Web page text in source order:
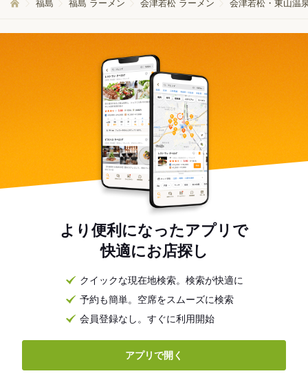
福島 福島 ラーメン 会津若松 ラーメン 会津若松・東山温
より便利になったアプリで
快適にお店探し
クイックな現在地検索。検索が快適に
予約も簡単。空席をスムーズに検索
会員登録なし。すぐに利用開始
アプリで開く